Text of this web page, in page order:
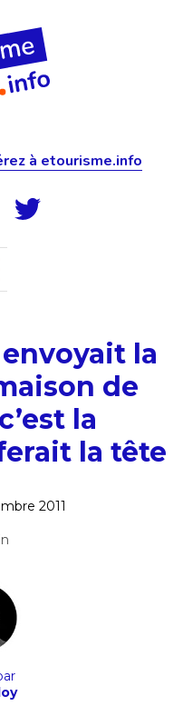
à etourisme.info
la
de
la
la tête
2011